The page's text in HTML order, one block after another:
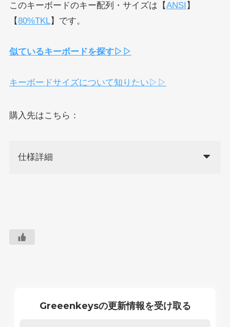
このキーボードのキー配列・サイズは【ANSI 】
【80%TKL】です。
似ているキーボードを探す▷▷
キーボードサイズについて知りたい▷▷
購入先はこちら：
仕様詳細
Greeenkeysの更新情報を受け取る